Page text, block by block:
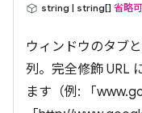
string | string[] 省略可
ウィンドウのタブ
列。完全修飾 URL
ます（例: 「